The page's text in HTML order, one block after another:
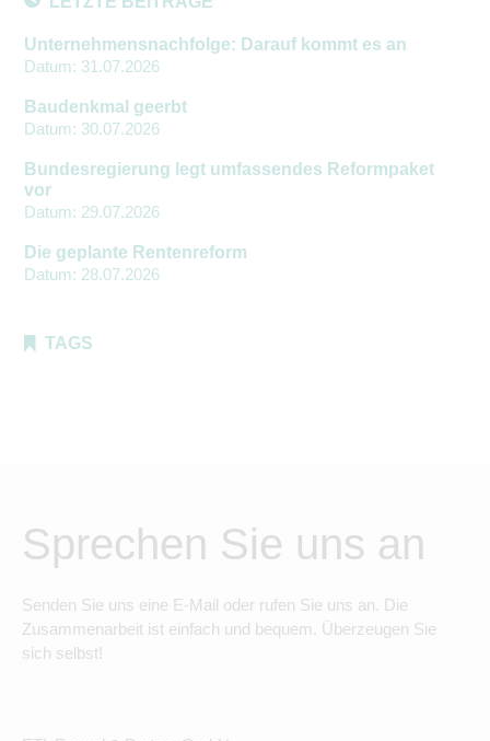
Unternehmensnachfolge: Darauf kommt es an
Datum: 31.07.2026
Baudenkmal geerbt
Datum: 30.07.2026
Bundesregierung legt umfassendes Reformpaket
vor
Datum: 29.07.2026
Die geplante Rentenreform
Datum: 28.07.2026
TAGS
Sprechen Sie uns an
Senden Sie uns eine E-Mail oder rufen Sie uns an. Die
Zusammenarbeit ist einfach und bequem. Überzeugen Sie
sich selbst!